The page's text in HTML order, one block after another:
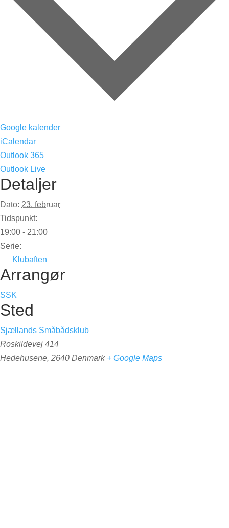
Google kalender
iCalendar
Outlook 365
Outlook Live
Detaljer
Dato: 23. februar
Tidspunkt:
19:00 - 21:00
Serie:
Klubaften
Arrangør
SSK
Sted
Sjællands Småbådsklub
Roskildevej 414
Hedehusene, 2640 Denmark + Google Maps